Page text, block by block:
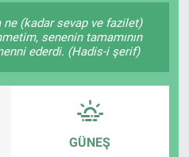
ne (kadar sevap ve fazilet)
senenin tamamının
ederdi. (Hadis-i şerif)
GÜNEŞ